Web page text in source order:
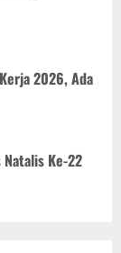
2026, Ada
Natalis Ke-22